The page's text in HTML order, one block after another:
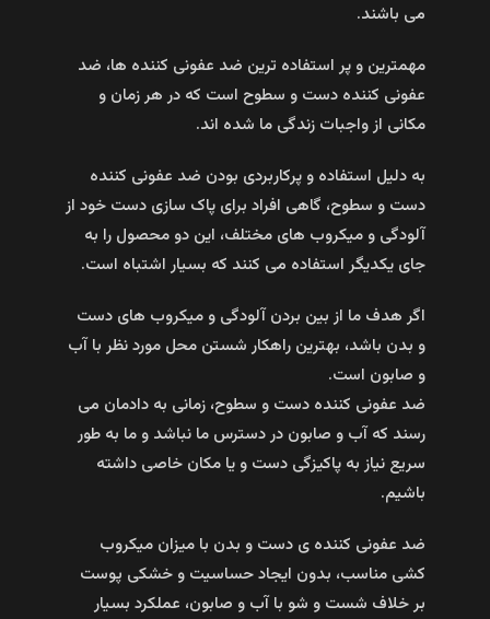
می باشند.
مهمترین و پر استفاده ترین ضد عفونی کننده ها، ضد
عفونی کننده دست و سطوح است که در هر زمان و
مکانی از واجبات زندگی ما شده اند.
به دلیل استفاده و پرکاربردی بودن ضد عفونی کننده
دست و سطوح، گاهی افراد برای پاک سازی دست خود از
آلودگی و میکروب های مختلف، این دو محصول را به
جای یکدیگر استفاده می کنند که بسیار اشتباه است.
اگر هدف ما از بین بردن آلودگی و میکروب های دست
و بدن باشد، بهترین راهکار شستن محل مورد نظر با آب
و صابون است.
ضد عفونی کننده دست و سطوح، زمانی به دادمان می
رسند که آب و صابون در دسترس ما نباشد و ما به طور
سریع نیاز به پاکیزگی دست و یا مکان خاصی داشته
باشیم.
ضد عفونی کننده ی دست و بدن با میزان میکروب
کشی مناسب، بدون ایجاد حساسیت و خشکی پوست
بر خلاف شست و شو با آب و صابون، عملکرد بسیار